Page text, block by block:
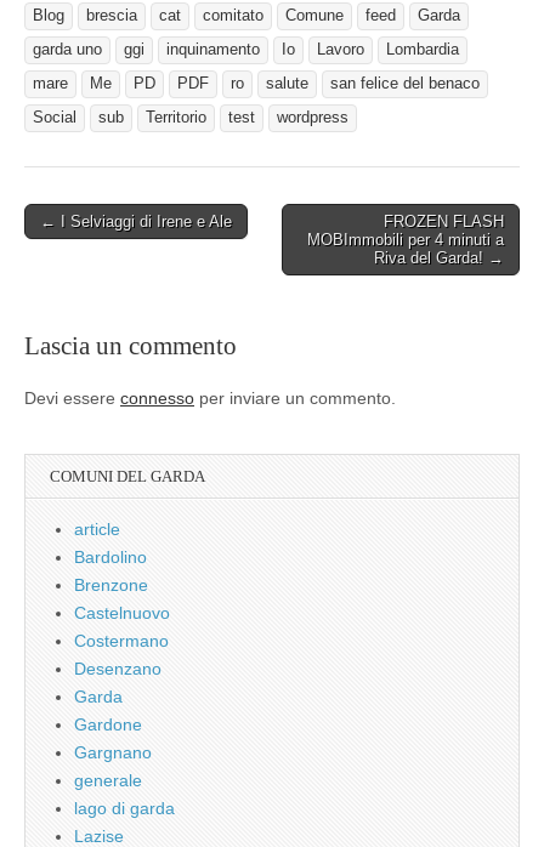
Blog
brescia cat comitato Comune feed
Garda
garda uno
ggi inquinamento Io Lavoro
Lombardia
mare
Me PD PDF ro salute
san felice del benaco
Social
sub Territorio test wordpress
Post← I Selviaggi di Irene e Ale
FROZEN FLASH
MOBImmobili per 4 minuti a
Riva del Garda! →
Lascia un commento
Devi essere connesso per inviare un commento.
COMUNI DEL GARDA
article
Bardolino
Brenzone
Castelnuovo
Costermano
Desenzano
Garda
Gardone
Gargnano
generale
lago di garda
Lazise